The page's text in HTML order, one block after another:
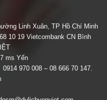
Linh Xuân, TP Hồ Chí Minh
10 19 Vietcombank CN Bình
ms Yến
0914 970 008 – 08 666 70 147.